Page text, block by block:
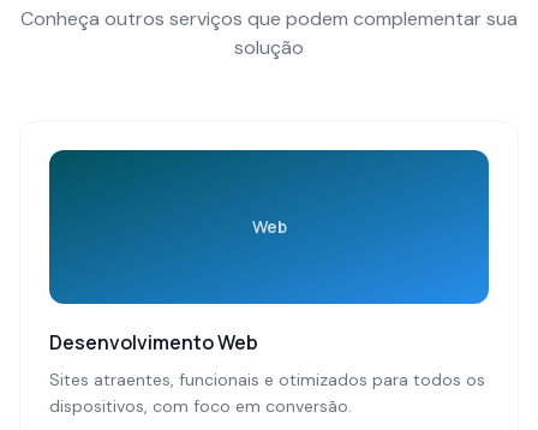
Conheça outros serviços que podem complementar sua
solução
Web
Desenvolvimento Web
Sites atraentes, funcionais e otimizados para todos os
dispositivos, com foco em conversão.